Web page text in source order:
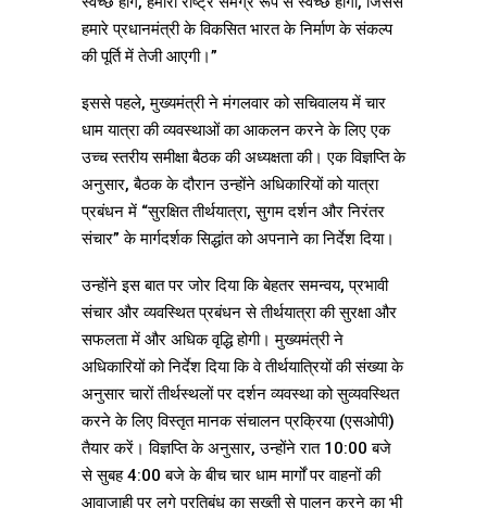
हमारे प्रधानमंत्री के विकसित भारत के निर्माण के संकल्प
की पूर्ति में तेजी आएगी।”
इससे पहले, मुख्यमंत्री ने मंगलवार को सचिवालय में चार
धाम यात्रा की व्यवस्थाओं का आकलन करने के लिए एक
उच्च स्तरीय समीक्षा बैठक की अध्यक्षता की। एक विज्ञप्ति के
अनुसार, बैठक के दौरान उन्होंने अधिकारियों को यात्रा
प्रबंधन में “सुरक्षित तीर्थयात्रा, सुगम दर्शन और निरंतर
संचार” के मार्गदर्शक सिद्धांत को अपनाने का निर्देश दिया।
उन्होंने इस बात पर जोर दिया कि बेहतर समन्वय, प्रभावी
संचार और व्यवस्थित प्रबंधन से तीर्थयात्रा की सुरक्षा और
सफलता में और अधिक वृद्धि होगी। मुख्यमंत्री ने
अधिकारियों को निर्देश दिया कि वे तीर्थयात्रियों की संख्या के
अनुसार चारों तीर्थस्थलों पर दर्शन व्यवस्था को सुव्यवस्थित
करने के लिए विस्तृत मानक संचालन प्रक्रिया (एसओपी)
तैयार करें। विज्ञप्ति के अनुसार, उन्होंने रात 10:00 बजे
से सुबह 4:00 बजे के बीच चार धाम मार्गों पर वाहनों की
आवाजाही पर लगे प्रतिबंध का सख्ती से पालन करने का भी